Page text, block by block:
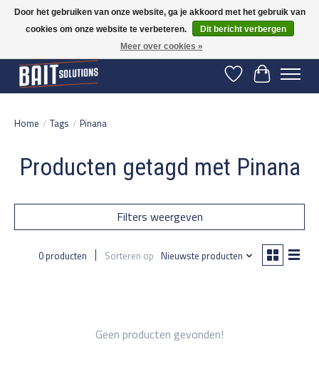
Gratis verzending vanaf 50 euro binnen NL | Op voorraad binnen 2-5 werkdagen
verzonden | België vanaf 70 euro gratis verzonden
Verlanglijst
Home / Tags / Pinana
Producten getagd met Pinana
Filters weergeven
0 producten Sorteren op Nieuwste producten
Geen producten gevonden!
Door het gebruiken van onze website, ga je akkoord met het gebruik van
cookies om onze website te verbeteren.
Dit bericht verbergen
Meer over cookies »